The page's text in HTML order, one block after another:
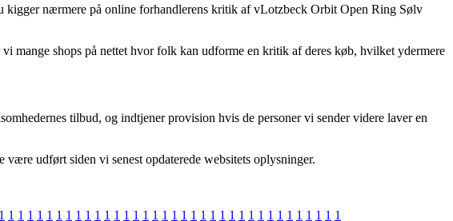
kigger nærmere på online forhandlerens kritik af vLotzbeck Orbit Open Ring Sølv
mange shops på nettet hvor folk kan udforme en kritik af deres køb, hvilket ydermere
tilbud, og indtjener provision hvis de personer vi sender videre laver en
udført siden vi senest opdaterede websitets oplysninger.
1 1 1 1 1 1 1 1 1 1 1 1 1 1 1 1 1 1 1 1 1 1 1 1 1 1 1 1 1 1 1 1 1 1 1 1